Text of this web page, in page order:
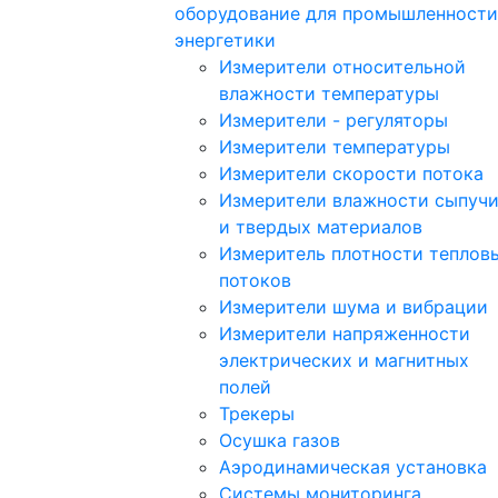
оборудование для
энергетики
Измерители относительной
влажности температуры
Измерители - регуляторы
Измерители температуры
Измерители скорости потока
Измерители влажности
и твердых материалов
Измеритель плотности
потоков
Измерители шума и вибрации
Измерители напряженности
электрических и магнитных
полей
Трекеры
Осушка газов
Аэродинамическая установка
Системы мониторинга